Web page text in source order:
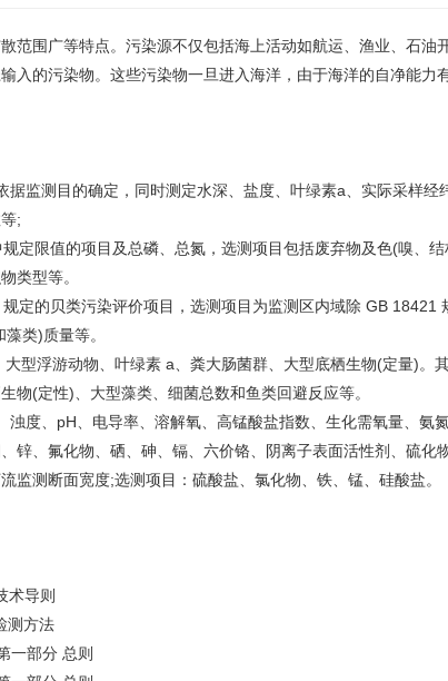
范围广等特点。污染源不仅包括海上活动如航运、渔业、石油
入的污染物。这些污染物一旦进入海洋，由于海洋的自净能力
据监测目的确定，同时测定水深、盐度、叶绿素a、实际采样经
;
定限值的项目及总磷、总氮，选测项目包括废弃物及色(嗅、
类型等。
定的贝类污染评价项目，选测项目为监测区内域除 GB 18421
类)质量等。
型浮游动物、叶绿素 a、粪大肠菌群、大型底栖生物(定量)。
物(定性)、大型藻类、细菌总数和鱼类回避反应等。
浊度、pH、电导率、溶解氧、高锰酸盐指数、生化需氧量、氨
锌、氟化物、硒、砷、镉、六价铬、阴离子表面活性剂、硫化
监测断面宽度;选测项目：硫酸盐、氯化物、铁、锰、硅酸盐。
术导则
测方法
一部分 总则